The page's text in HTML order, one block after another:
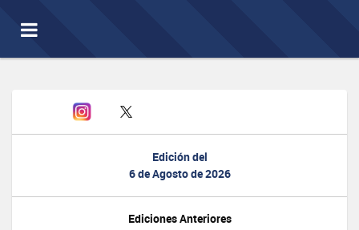
Toggle
navigation
Edición del
6 de Agosto de 2026
Ediciones Anteriores